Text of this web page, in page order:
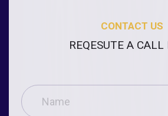
CONTACT US
REQESUTE A CALL